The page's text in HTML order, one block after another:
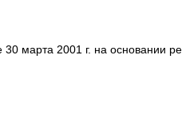
марта 2001 г. на основании